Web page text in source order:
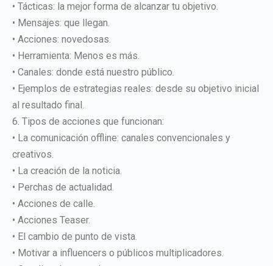
• Tácticas: la mejor forma de alcanzar tu objetivo.
• Mensajes: que llegan.
• Acciones: novedosas.
• Herramienta: Menos es más.
• Canales: donde está nuestro público.
• Ejemplos de estrategias reales: desde su objetivo inicial
al resultado final.
6. Tipos de acciones que funcionan:
• La comunicación offline: canales convencionales y
creativos.
• La creación de la noticia.
• Perchas de actualidad.
• Acciones de calle.
• Acciones Teaser.
• El cambio de punto de vista.
• Motivar a influencers o públicos multiplicadores.